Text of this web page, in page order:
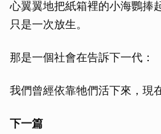
心翼翼地把紙箱裡的小海鸚捧
只是一次放生。
那是一個社會在告訴下一代：
我們曾經依靠牠們活下來，現
下一篇